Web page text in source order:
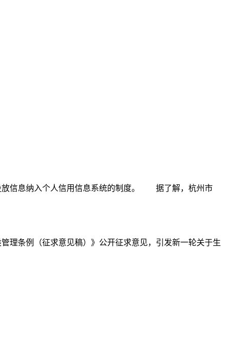
放信息纳入个人信用信息系统的制度。 据了解，杭州市
理条例（征求意见稿）》公开征求意见，引发新一轮关于生